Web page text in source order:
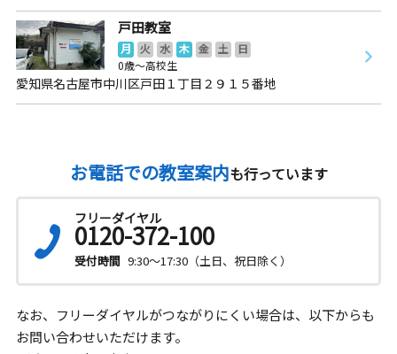
戸田教室
月 火 水 木 金 土
日
0歳～高校生
愛知県名古屋市中川区戸田１丁目２９１５番地
お電話での教室案内も行っています
フリーダイヤル
0120-372-100
受付時間 9:30～17:30（土日、祝日除く）
なお、フリーダイヤルがつながりにくい場合は、以下からも
お問い合わせいただけます。